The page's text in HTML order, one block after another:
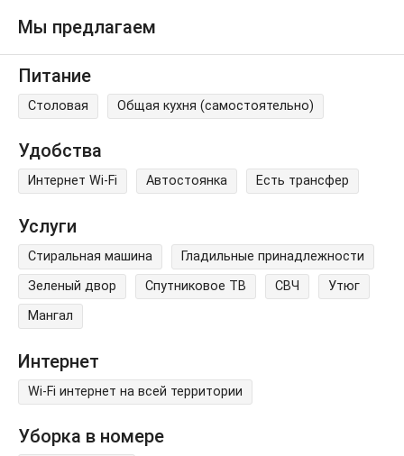
Мы предлагаем
Питание
Столовая Общая кухня (самостоятельно)
Удобства
Интернет Wi-Fi Автостоянка Есть трансфер
Услуги
Стиральная машина
Гладильные принадлежности
Зеленый двор
Спутниковое ТВ СВЧ
Утюг
Мангал
Интернет
Wi-Fi интернет на всей территории
Уборка в номере